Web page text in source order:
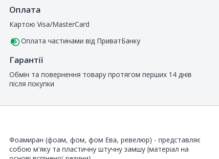
Оплата
Картою Visa/MasterCard
Оплата частинами від ПриватБанку
Гарантії
Обмін та повернення товару протягом перших 14 днів
після покупки
Фоамиран (фоам, фом, фом Ева, ревелюр) - представляє
собою м'яку та пластичну штучну замшу (матеріал на